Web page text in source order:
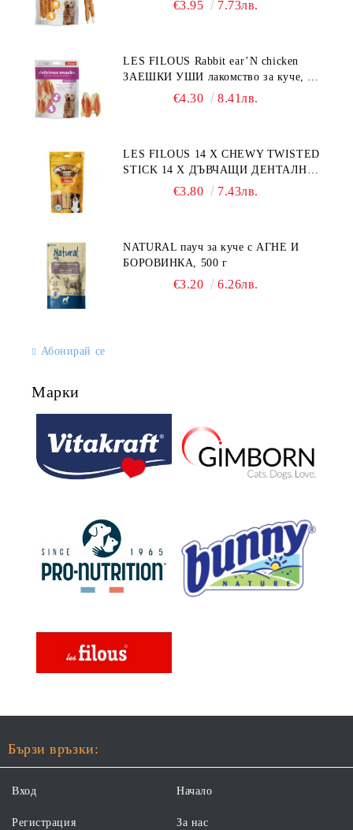
€3.95 7.73лв.
LES FILOUS Rabbit ear’N chicken
ЗАЕШКИ УШИ лакомство за куче, 50
€4.30 8.41лв.
LES FILOUS 14 X CHEWY TWISTED
STICK 14 X ДЪВЧАЩИ ДЕНТАЛНИ
СОЛЕТИ за куче, УВИТИ
€3.80 7.43лв.
NATURAL пауч за куче с АГНЕ И
БОРОВИНКА, 500 г
€3.20 6.26лв.
Абонирай се
Марки
Бързи връзки:
Вход
Регистрация
Начало
За нас